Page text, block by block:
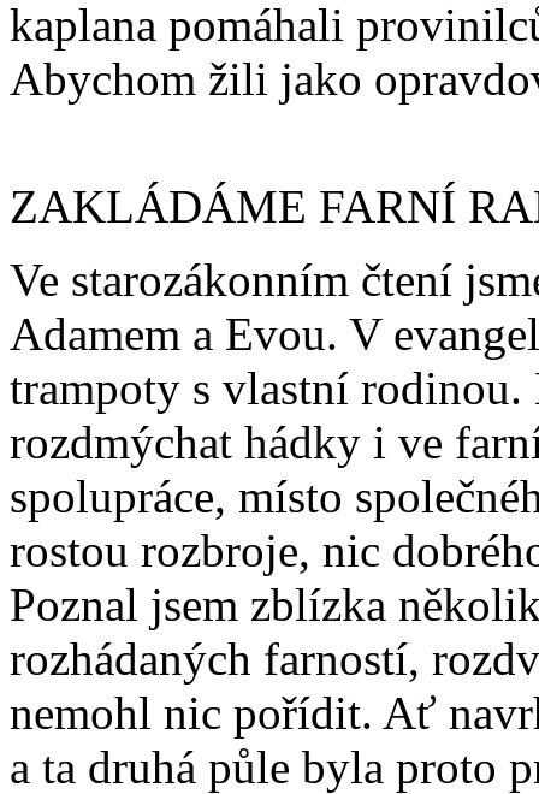
kaplana pomáhali
Abychom žili jako
ZAKLÁDÁME FARNÍ
Ve starozákonním čtení
Adamem a Evou. V
trampoty s vlastní
rozdmýchat hádky i ve
spolupráce, místo
rostou rozbroje, nic
Poznal jsem zblízka
rozhádaných farností,
nemohl nic pořídit. Ať
a ta druhá půle byla proto